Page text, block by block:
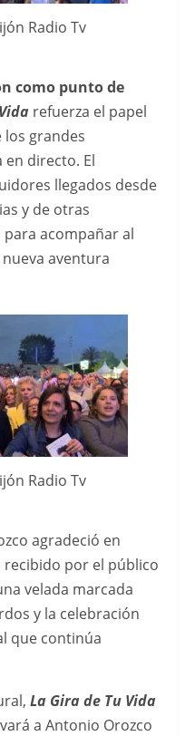
Radio Tv
como punto de
refuerza el papel
los grandes
en directo. El
llegados desde
y de otras
acompañar al
aventura
Radio Tv
agradeció en
recibido por el público
velada marcada
y la celebración
que continúa
La Gira de Tu Vida
a Antonio Orozco